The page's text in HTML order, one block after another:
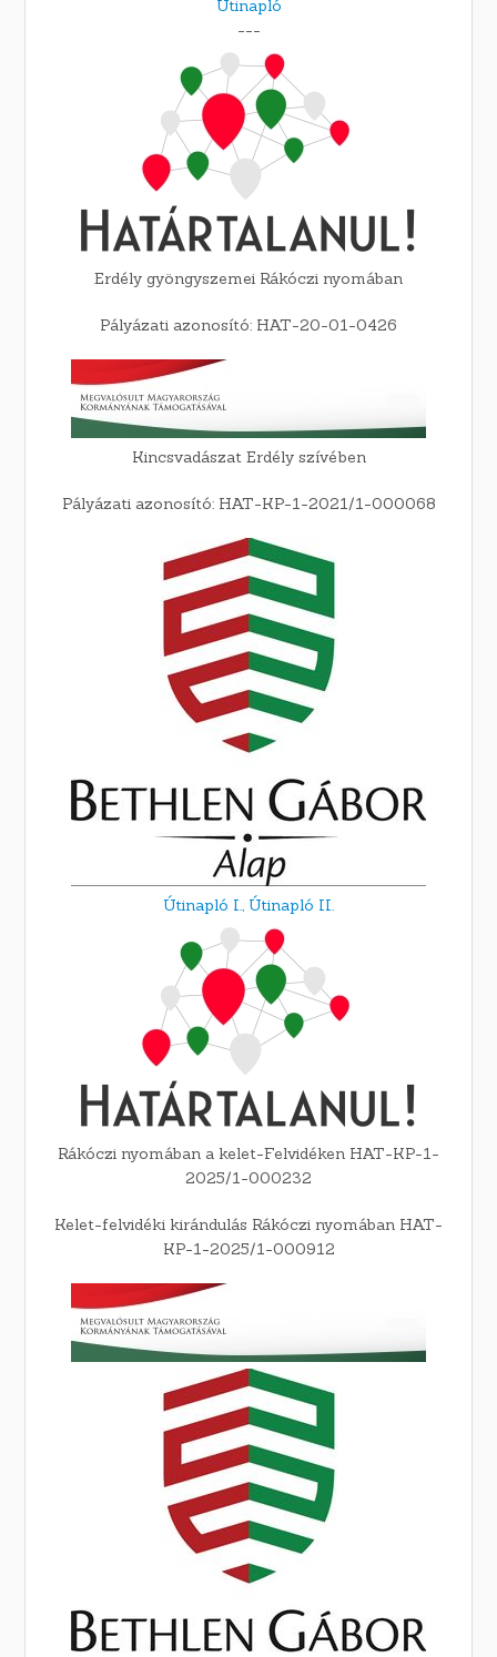
Útinapló
---
Erdély gyöngyszemei Rákóczi nyomában
Pályázati azonosító: HAT-20-01-0426
Kincsvadászat Erdély szívében
Pályázati azonosító: HAT-KP-1-2021/1-000068
Útinapló I., Útinapló II.
Rákóczi nyomában a kelet-Felvidéken HAT-KP-1-
2025/1-000232
Kelet-felvidéki kirándulás Rákóczi nyomában HAT-
KP-1-2025/1-000912